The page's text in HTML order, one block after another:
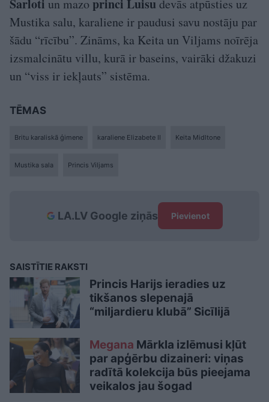
Šarloti un mazo princi Luisu devās atpūsties uz
Mustika salu, karaliene ir paudusi savu nostāju par
šādu “rīcību”. Zināms, ka Keita un Viljams noīrēja
izsmalcinātu villu, kurā ir baseins, vairāki džakuzi
un “viss ir iekļauts” sistēma.
TĒMAS
Britu karaliskā ģimene karaliene Elizabete II Keita Midltone
Mustika sala Princis Viljams
LA.LV Google ziņās Pievienot
SAISTĪTIE RAKSTI
Princis Harijs ieradies uz
tikšanos slepenajā
“miljardieru klubā” Sicīlijā
Megana Mārkla izlēmusi kļūt
par apģērbu dizaineri: viņas
radītā kolekcija būs pieejama
veikalos jau šogad